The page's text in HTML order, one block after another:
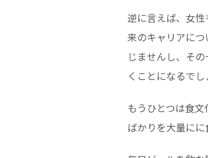
逆に言えば、女
来のキャリアに
じませんし、そ
くことになるでし
もうひとつは食
ばかりを大量にに